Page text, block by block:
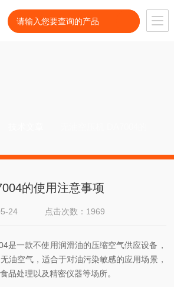
的使用注意事项
24 点击次数：1969
一款不使用润滑油的压缩空气供应设备，
油空气，适合于对油污染敏感的应用场景，
品处理以及精密仪器等场所。